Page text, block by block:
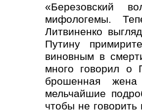
«Березовский
мифологемы.
Литвиненко
Путину
виновным в
много говорил о
брошенная
мельчайшие
чтобы не